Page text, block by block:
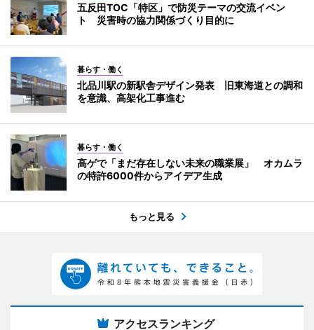
五反田TOC「特区」で防災テーマの交流イベン
ト 災害時の協力関係づくり目的に
暮らす・働く
北品川駅の新駅舎デザイン発表 旧東海道との調和
を意識、高架化工事進む
暮らす・働く
高ゲで「まだ存在しない未来の職業展」 オカムラ
の特許6000件からアイデア生成
もっと見る
アクセスランキング